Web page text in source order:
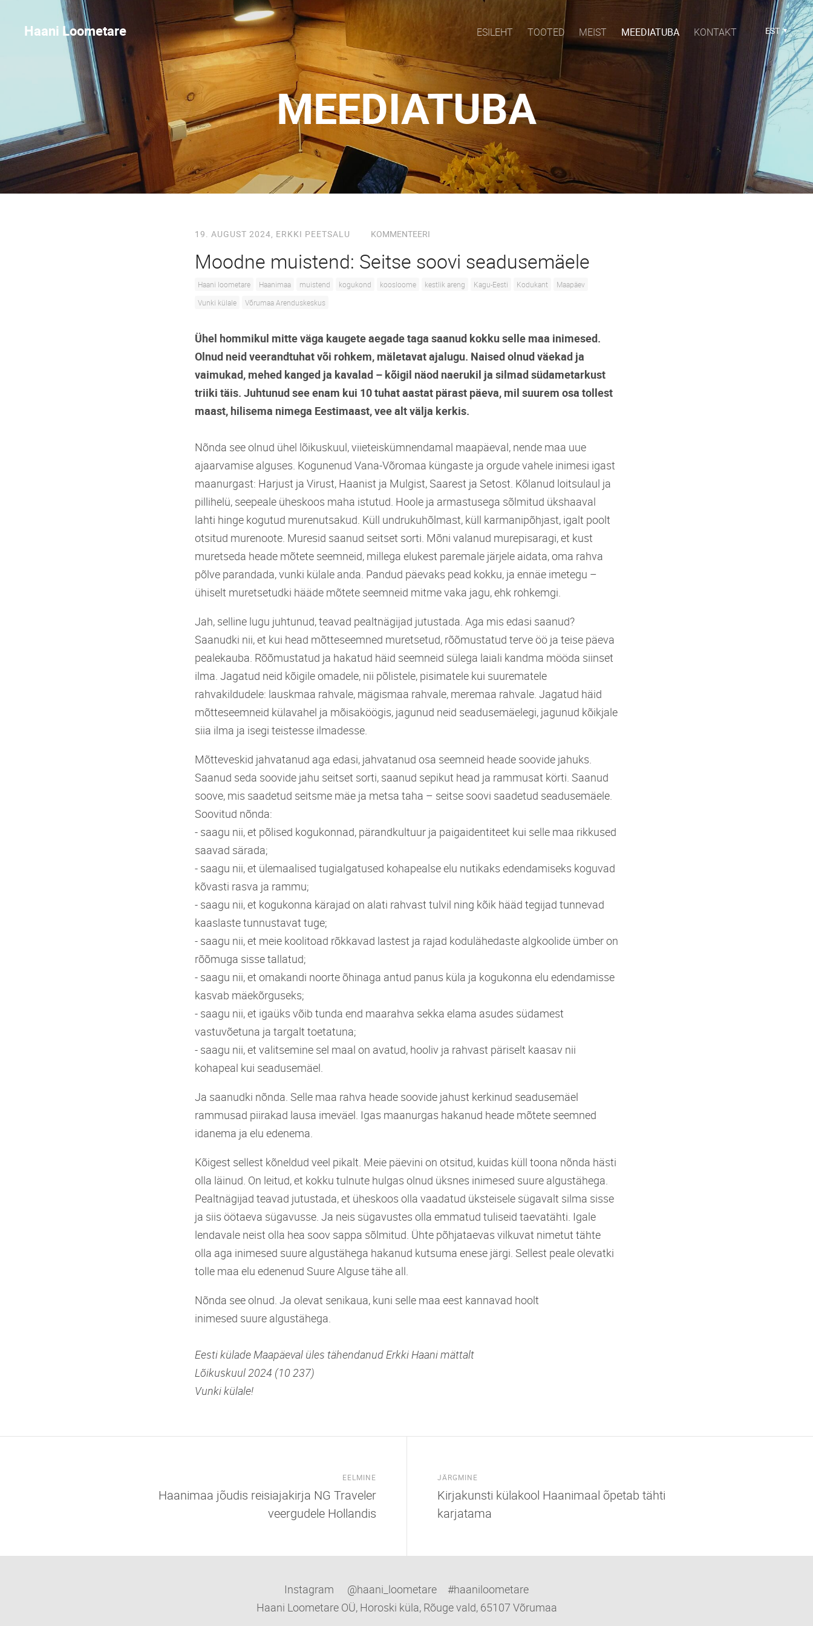
Haani Loometare ESILEHT TOOTED MEIST MEEDIATUBA KONTAKT EST
MEEDIATUBA
19. AUGUST 2024, ERKKI PEETSALU KOMMENTEERI
Moodne muistend: Seitse soovi seadusemäele
Haani loometare Haanimaa muistend kogukond koosloome kestlik areng Kagu-Eesti Kodukant
Maapäev
Vunki külale
Võrumaa Arenduskeskus
Ühel hommikul mitte väga kaugete aegade taga saanud kokku selle maa inimesed.
Olnud neid veerandtuhat või rohkem, mäletavat ajalugu. Naised olnud väekad ja
vaimukad, mehed kanged ja kavalad – kõigil näod naerukil ja silmad südametarkust
triiki täis. Juhtunud see enam kui 10 tuhat aastat pärast päeva, mil suurem osa tollest
maast, hilisema nimega Eestimaast, vee alt välja kerkis.
Nõnda see olnud ühel lõikuskuul, viieteiskümnendamal maapäeval, nende maa uue
ajaarvamise alguses. Kogunenud Vana-Võromaa küngaste ja orgude vahele inimesi igast
maanurgast: Harjust ja Virust, Haanist ja Mulgist, Saarest ja Setost. Kõlanud loitsulaul ja
pillihelü, seepeale üheskoos maha istutud. Hoole ja armastusega sõlmitud ükshaaval
lahti hinge kogutud murenutsakud. Küll undrukuhõlmast, küll karmanipõhjast, igalt poolt
otsitud murenoote. Muresid saanud seitset sorti. Mõni valanud murepisaragi, et kust
muretseda heade mõtete seemneid, millega elukest paremale järjele aidata, oma rahva
põlve parandada, vunki külale anda. Pandud päevaks pead kokku, ja ennäe imetegu –
ühiselt muretsetudki hääde mõtete seemneid mitme vaka jagu, ehk rohkemgi.
Jah, selline lugu juhtunud, teavad pealtnägijad jutustada. Aga mis edasi saanud?
Saanudki nii, et kui head mõtteseemned muretsetud, rõõmustatud terve öö ja teise päeva
pealekauba. Rõõmustatud ja hakatud häid seemneid sülega laiali kandma mööda siinset
ilma. Jagatud neid kõigile omadele, nii põlistele, pisimatele kui suurematele
rahvakildudele: lauskmaa rahvale, mägismaa rahvale, meremaa rahvale. Jagatud häid
mõtteseemneid külavahel ja mõisaköögis, jagunud neid seadusemäelegi, jagunud kõikjale
siia ilma ja isegi teistesse ilmadesse.
Mõtteveskid jahvatanud aga edasi, jahvatanud osa seemneid heade soovide jahuks.
Saanud seda soovide jahu seitset sorti, saanud sepikut head ja rammusat körti. Saanud
soove, mis saadetud seitsme mäe ja metsa taha – seitse soovi saadetud seadusemäele.
Soovitud nõnda:
- saagu nii, et põlised kogukonnad, pärandkultuur ja paigaidentiteet kui selle maa rikkused
saavad särada;
- saagu nii, et ülemaalised tugialgatused kohapealse elu nutikaks edendamiseks koguvad
kõvasti rasva ja rammu;
- saagu nii, et kogukonna kärajad on alati rahvast tulvil ning kõik hääd tegijad tunnevad
kaaslaste tunnustavat tuge;
- saagu nii, et meie koolitoad rõkkavad lastest ja rajad kodulähedaste algkoolide ümber on
rõõmuga sisse tallatud;
- saagu nii, et omakandi noorte õhinaga antud panus küla ja kogukonna elu edendamisse
kasvab mäekõrguseks;
- saagu nii, et igaüks võib tunda end maarahva sekka elama asudes südamest
vastuvõetuna ja targalt toetatuna;
- saagu nii, et valitsemine sel maal on avatud, hooliv ja rahvast päriselt kaasav nii
kohapeal kui seadusemäel.
Ja saanudki nõnda. Selle maa rahva heade soovide jahust kerkinud seadusemäel
rammusad piirakad lausa imeväel. Igas maanurgas hakanud heade mõtete seemned
idanema ja elu edenema.
Kõigest sellest kõneldud veel pikalt. Meie päevini on otsitud, kuidas küll toona nõnda hästi
olla läinud. On leitud, et kokku tulnute hulgas olnud üksnes inimesed suure algustähega.
Pealtnägijad teavad jutustada, et üheskoos olla vaadatud üksteisele sügavalt silma sisse
ja siis öötaeva sügavusse. Ja neis sügavustes olla emmatud tuliseid taevatähti. Igale
lendavale neist olla hea soov sappa sõlmitud. Ühte põhjataevas vilkuvat nimetut tähte
olla aga inimesed suure algustähega hakanud kutsuma enese järgi. Sellest peale olevatki
tolle maa elu edenenud Suure Alguse tähe all.
Nõnda see olnud. Ja olevat senikaua, kuni selle maa eest kannavad hoolt
inimesed suure algustähega.
Eesti külade Maapäeval üles tähendanud Erkki Haani mättalt
Lõikuskuul 2024 (10 237)
Vunki külale!
EELMINE
Haanimaa jõudis reisiajakirja NG Traveler
veergudele Hollandis
JÄRGMINE
Kirjakunsti külakool Haanimaal õpetab tähti
karjatama
Instagram @haani_loometare #haaniloometare
Haani Loometare OÜ, Horoski küla, Rõuge vald, 65107 Võrumaa